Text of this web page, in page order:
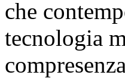
che
tecnologia